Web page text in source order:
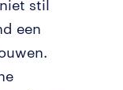
stil
een